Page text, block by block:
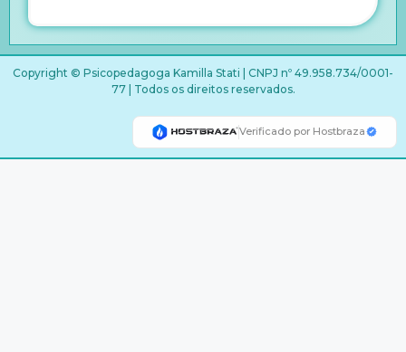
Copyright © Psicopedagoga Kamilla Stati | CNPJ nº 49.958.734/0001-
77 | Todos os direitos reservados.